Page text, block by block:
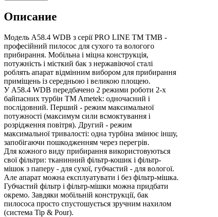
Описание
Модель A58.4 WDB з серії PRO LINE TM TMB -
професійний пилосос для сухого та вологого
прибирання. Мобільна і міцна конструкція,
потужність і місткий бак з нержавіючої сталі
роблять апарат відмінним вибором для прибирання
приміщень із середньою і великою площею.
У A58.4 WDB передбачено 2 режими роботи 2-х
байпасних турбін TM Ametek: одночасний і
послідовний. Перший - режим максимальної
потужності (максимум сили всмоктування і
розрідження повітря). Другий - режим
максимальної тривалості: одна турбіна змінює іншу,
запобігаючи пошкодженням через перегрів.
Для кожного виду прибирання використовуються
свої фільтри: тканинний фільтр-кошик і фільтр-
мішок з паперу - для сухої, губчастий - для вологої.
Але апарат можна експлуатувати і без фільтр-мішка.
Губчастий фільтр і фільтр-мішки можна придбати
окремо. Завдяки мобільній конструкції, бак
пилососа просто спустошується зручним нахилом
(система Tip & Pour).